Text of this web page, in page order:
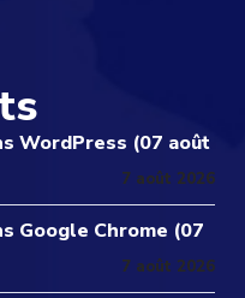
WordPress (07 août
7 août 2026
Google Chrome (07
7 août 2026